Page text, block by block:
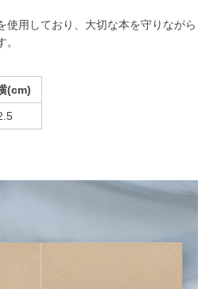
使用しており、大切な本を守りながら
(cm)